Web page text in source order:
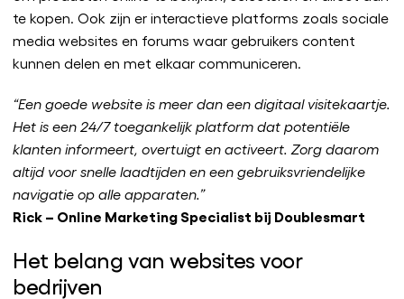
te kopen. Ook zijn er interactieve platforms zoals sociale
media websites en forums waar gebruikers content
kunnen delen en met elkaar communiceren.
“Een goede website is meer dan een digitaal visitekaartje.
Het is een 24/7 toegankelijk platform dat potentiële
klanten informeert, overtuigt en activeert. Zorg daarom
altijd voor snelle laadtijden en een gebruiksvriendelijke
navigatie op alle apparaten.”
Rick – Online Marketing Specialist bij Doublesmart
Het belang van websites voor
bedrijven